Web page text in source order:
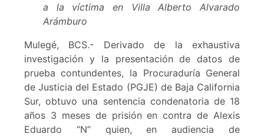
a la víctima en Villa Alberto Alvarado
Arámburo
Mulegé, BCS.- Derivado de la exhaustiva
investigación y la presentación de datos de
prueba contundentes, la Procuraduría General
de Justicia del Estado (PGJE) de Baja California
Sur, obtuvo una sentencia condenatoria de 18
años 3 meses de prisión en contra de Alexis
Eduardo “N” quien, en audiencia de